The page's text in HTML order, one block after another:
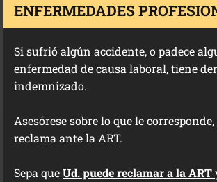
ENFERMEDADES
Si sufrió algún accidente, o padece
enfermedad de causa laboral, tiene
indemnizado.
Asesórese sobre lo que le
reclama ante la ART.
Sepa queUd. puede reclamar a la ART